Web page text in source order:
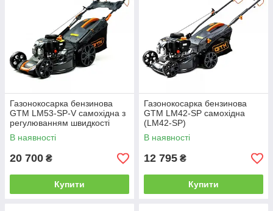
Газонокосарка бензинова
GTM LM53-SP-V самохідна з
регулюванням швидкості
В наявності
20 700 ₴
Купити
Газонокосарка бензинова
GTM LM42-SP самохідна
(LM42-SP)
В наявності
12 795 ₴
Купити